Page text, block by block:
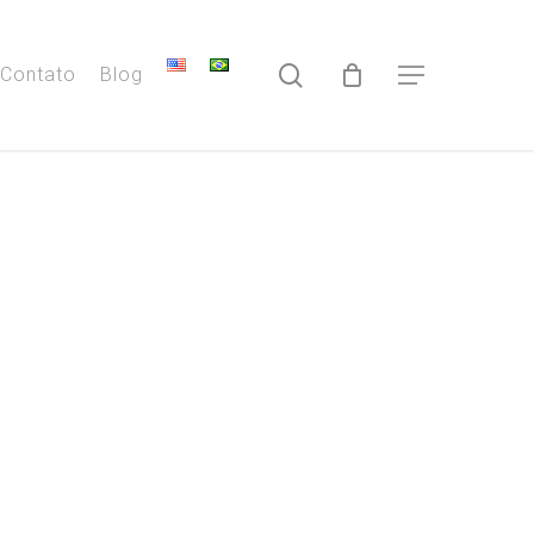
Contato Blog search Menu